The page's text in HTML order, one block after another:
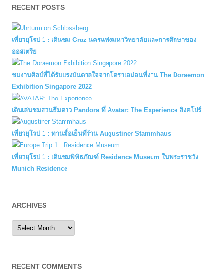
RECENT POSTS
เที่ยวยุโรป 1 : เดินชม Graz นครแห่งมหาวิทยาลัยและการศึกษาของ
ออสเตรีย
ชมงานศิลป์ที่ได้รับแรงบันดาลใจจากโดราเอม่อนที่งาน The Doraemon
Exhibition Singapore 2022
เดินเล่นชมสวนธีมดาว Pandora ที่ Avatar: The Experience สิงคโปร์
เที่ยวยุโรป 1 : ทานมื้อเย็นที่ร้าน Augustiner Stammhaus
เที่ยวยุโรป 1 : เดินชมพิพิธภัณฑ์ Residence Museum ในพระราชวัง
Munich Residence
ARCHIVES
Archives
RECENT COMMENTS